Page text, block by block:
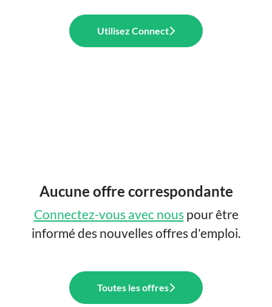
Utilisez Connect
Aucune offre correspondante
Connectez-vous avec nouspour être
informé des nouvelles offres d'emploi.
Toutes les offres